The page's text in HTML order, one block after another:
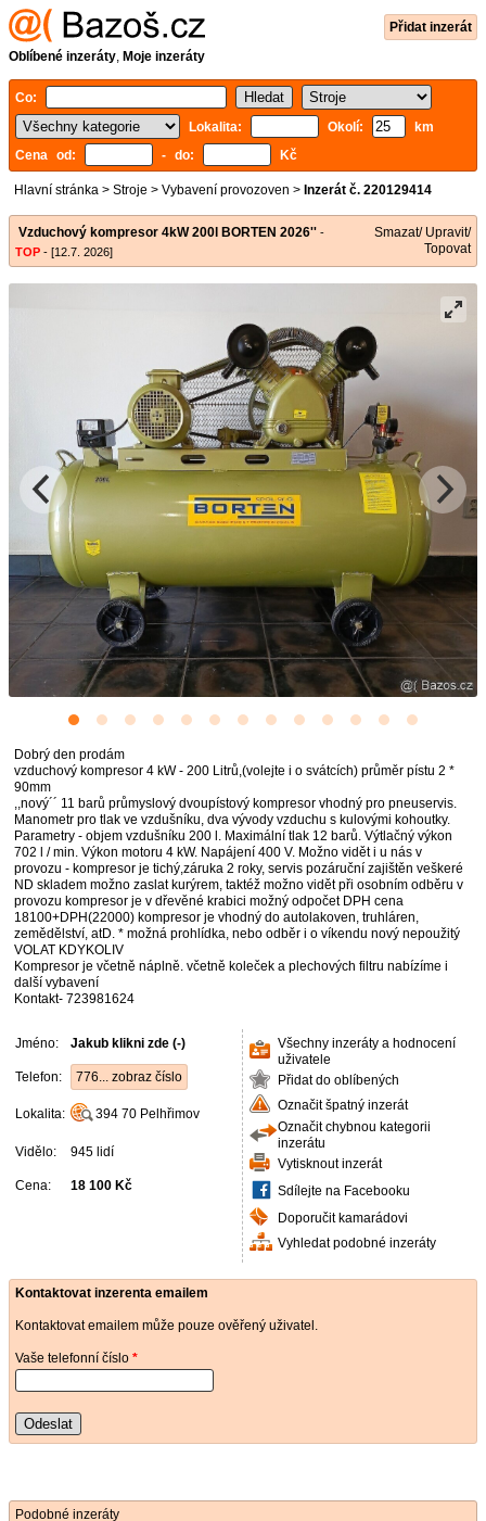
Přidat inzerát
Oblíbené inzeráty, Moje inzeráty
Co:
Lokalita:
Okolí:
km
Cena od:
- do: Kč
Hlavní stránka > Stroje > Vybavení provozoven > Inzerát č. 220129414
Vzduchový kompresor 4kW 200l BORTEN 2026'' -
TOP - [12.7. 2026]
Smazat/ Upravit/
Topovat
Dobrý den prodám
vzduchový kompresor 4 kW - 200 Litrů,(volejte i o svátcích) průměr pístu 2 *
90mm
,,nový´´ 11 barů průmyslový dvoupístový kompresor vhodný pro pneuservis.
Manometr pro tlak ve vzdušníku, dva vývody vzduchu s kulovými kohoutky.
Parametry - objem vzdušníku 200 l. Maximální tlak 12 barů. Výtlačný výkon
702 l / min. Výkon motoru 4 kW. Napájení 400 V. Možno vidět i u nás v
provozu - kompresor je tichý,záruka 2 roky, servis pozáruční zajištěn veškeré
ND skladem možno zaslat kurýrem, taktéž možno vidět při osobním odběru v
provozu kompresor je v dřevěné krabici možný odpočet DPH cena
18100+DPH(22000) kompresor je vhodný do autolakoven, truhláren,
zemědělství, atD. * možná prohlídka, nebo odběr i o víkendu nový nepoužitý
VOLAT KDYKOLIV
Kompresor je včetně náplně. včetně koleček a plechových filtru nabízíme i
další vybavení
Kontakt- 723981624
Jméno: Jakub klikni zde (-)
Telefon: 776... zobraz číslo
Lokalita: 394 70 Pelhřimov
Vidělo: 945 lidí
Cena: 18 100 Kč
Všechny inzeráty a hodnocení
uživatele
Přidat do oblíbených
Označit špatný inzerát
Označit chybnou kategorii
inzerátu
Vytisknout inzerát
Sdílejte na Facebooku
Doporučit kamarádovi
Vyhledat podobné inzeráty
Kontaktovat inzerenta emailem
Kontaktovat emailem může pouze ověřený uživatel.
Vaše telefonní číslo *
Odeslat
Podobné inzeráty